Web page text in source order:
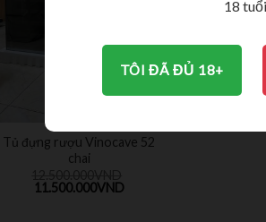
Tủ đựng rượu Vinocave 52
chai
11.500.000VND
18
TÔI ĐÃ ĐỦ 18+